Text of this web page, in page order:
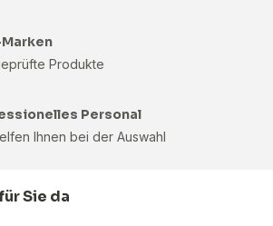
Produkte
Personal
Ihnen bei der Auswahl
Sie da